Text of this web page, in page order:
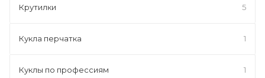
Крутилки 5
Кукла перчатка 1
Куклы по профессиям 1